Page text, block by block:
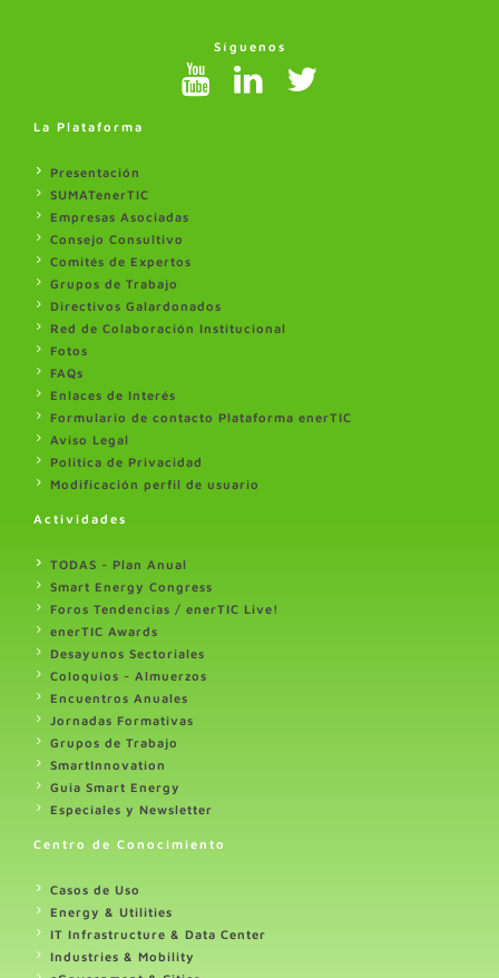
Síguenos
La Plataforma
Presentación
SUMATenerTIC
Empresas Asociadas
Consejo Consultivo
Comités de Expertos
Grupos de Trabajo
Directivos Galardonados
Red de Colaboración Institucional
Fotos
FAQs
Enlaces de Interés
Formulario de contacto Plataforma enerTIC
Aviso Legal
Politica de Privacidad
Modificación perfil de usuario
Actividades
TODAS - Plan Anual
Smart Energy Congress
Foros Tendencias / enerTIC Live!
enerTIC Awards
Desayunos Sectoriales
Coloquios - Almuerzos
Encuentros Anuales
Jornadas Formativas
Grupos de Trabajo
SmartInnovation
Guia Smart Energy
Especiales y Newsletter
Centro de Conocimiento
Casos de Uso
Energy & Utilities
IT Infrastructure & Data Center
Industries & Mobility